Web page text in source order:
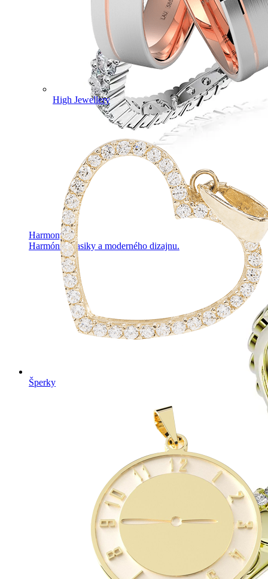
Harmony
Harmónia klasiky a moderného dizajnu.
High Jewellery
Šperky